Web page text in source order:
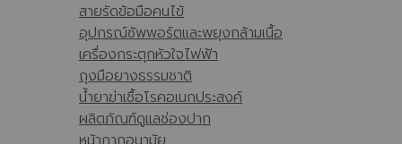
สายรัดข้อมือคนไข้
อุปกรณ์ซัพพอร์ตและพยุงกล้ามเนื้อ
เครื่องกระตุกหัวใจไฟฟ้า
ถุงมือยางธรรมชาติ
น้ำยาฆ่าเชื้อโรคอเนกประสงค์
ผลิตภัณฑ์ดูแลช่องปาก